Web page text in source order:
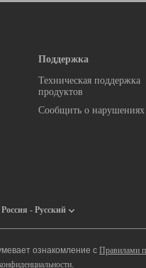
Поддержка
Техническая поддержка
продуктов
Сообщить о нарушениях
Россия - Русский
ознакомление с Правилами
.